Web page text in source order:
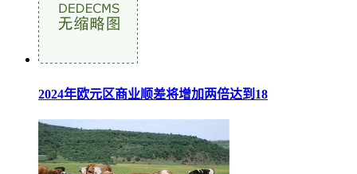
2024年欧元区商业顺差将增加两倍达到18